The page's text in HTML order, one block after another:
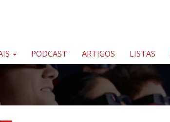
PODCAST ARTIGOS LISTAS